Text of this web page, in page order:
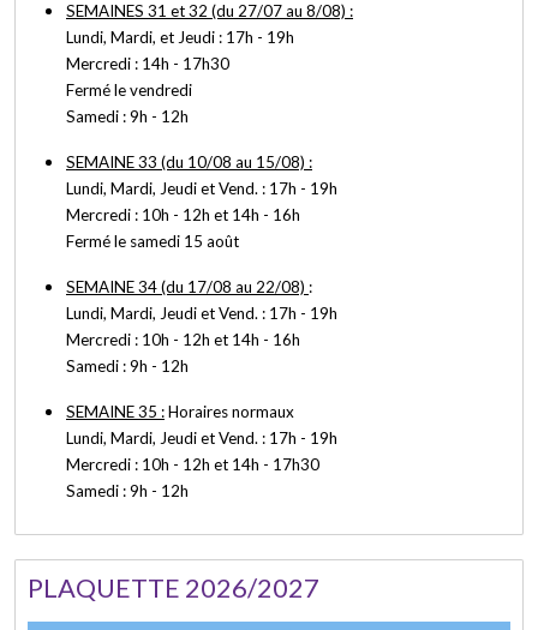
SEMAINES 31 et 32 (du 27/07 au 8/08) :
Lundi, Mardi, et Jeudi : 17h - 19h
Mercredi : 14h - 17h30
Fermé le vendredi
Samedi : 9h - 12h
SEMAINE 33 (du 10/08 au 15/08) :
Lundi, Mardi, Jeudi et Vend. : 17h - 19h
Mercredi : 10h - 12h et 14h - 16h
Fermé le samedi 15 août
SEMAINE 34 (du 17/08 au 22/08) :
Lundi, Mardi, Jeudi et Vend. : 17h - 19h
Mercredi : 10h - 12h et 14h - 16h
Samedi : 9h - 12h
SEMAINE 35 :Horaires normaux
Lundi, Mardi, Jeudi et Vend. : 17h - 19h
Mercredi : 10h - 12h et 14h - 17h30
Samedi : 9h - 12h
PLAQUETTE 2026/2027